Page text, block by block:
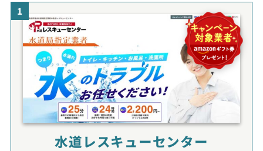
1
水道レスキューセンター